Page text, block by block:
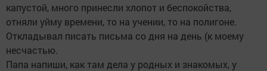
капустой, много принесли хлопот и беспокойства,
отняли уйму времени, то на учении, то на полигоне.
Откладывал писать письма со дня на день (к моему
несчастью.
Папа напиши, как там дела у родных и знакомых, у